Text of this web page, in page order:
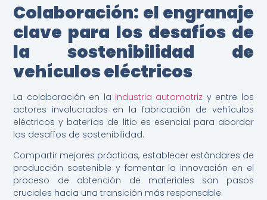
Colaboración: el engranaje
clave para los desafíos de
la sostenibilidad de
vehículos eléctricos
La colaboración en la industria automotriz y entre los
actores involucrados en la fabricación de vehículos
eléctricos y baterías de litio es esencial para abordar
los desafíos de sostenibilidad.
Compartir mejores prácticas, establecer estándares de
producción sostenible y fomentar la innovación en el
proceso de obtención de materiales son pasos
cruciales hacia una transición más responsable.